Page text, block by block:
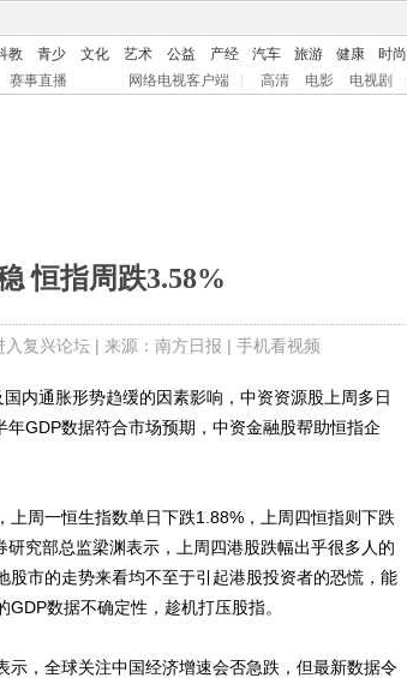
教 青少 文化 艺术 公益 产经 汽车 旅游 健康 时尚
赛事直播 网络电视客户端 高清 电影 电视剧
恒指周跌3.58%
入复兴论坛| 来源：南方日报 | 手机看视频
通胀形势趋缓的因素影响，中资资源股上周多日
GDP数据符合市场预期，中资金融股帮助恒指企
周一恒生指数单日下跌1.88%，上周四恒指则下跌
究部总监梁渊表示，上周四港股跌幅出乎很多人的
市的走势来看均不至于引起港股投资者的恐慌，能
数据不确定性，趁机打压股指。
，全球关注中国经济增速会否急跌，但最新数据令